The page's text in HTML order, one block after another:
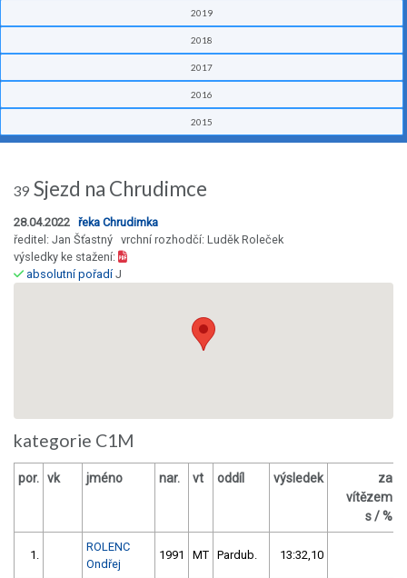
2019
2018
2017
2016
2015
39 Sjezd na Chrudimce
28.04.2022 řeka Chrudimka
ředitel: Jan Šťastný vrchní rozhodčí: Luděk Roleček
výsledky ke stažení:
absolutní pořadíJ
kategorie C1M
por. vk jméno nar. vt oddíl výsledek
za
vítězem
s / %
1.
ROLENC
Ondřej
1991 MT Pardub. 13:32,10